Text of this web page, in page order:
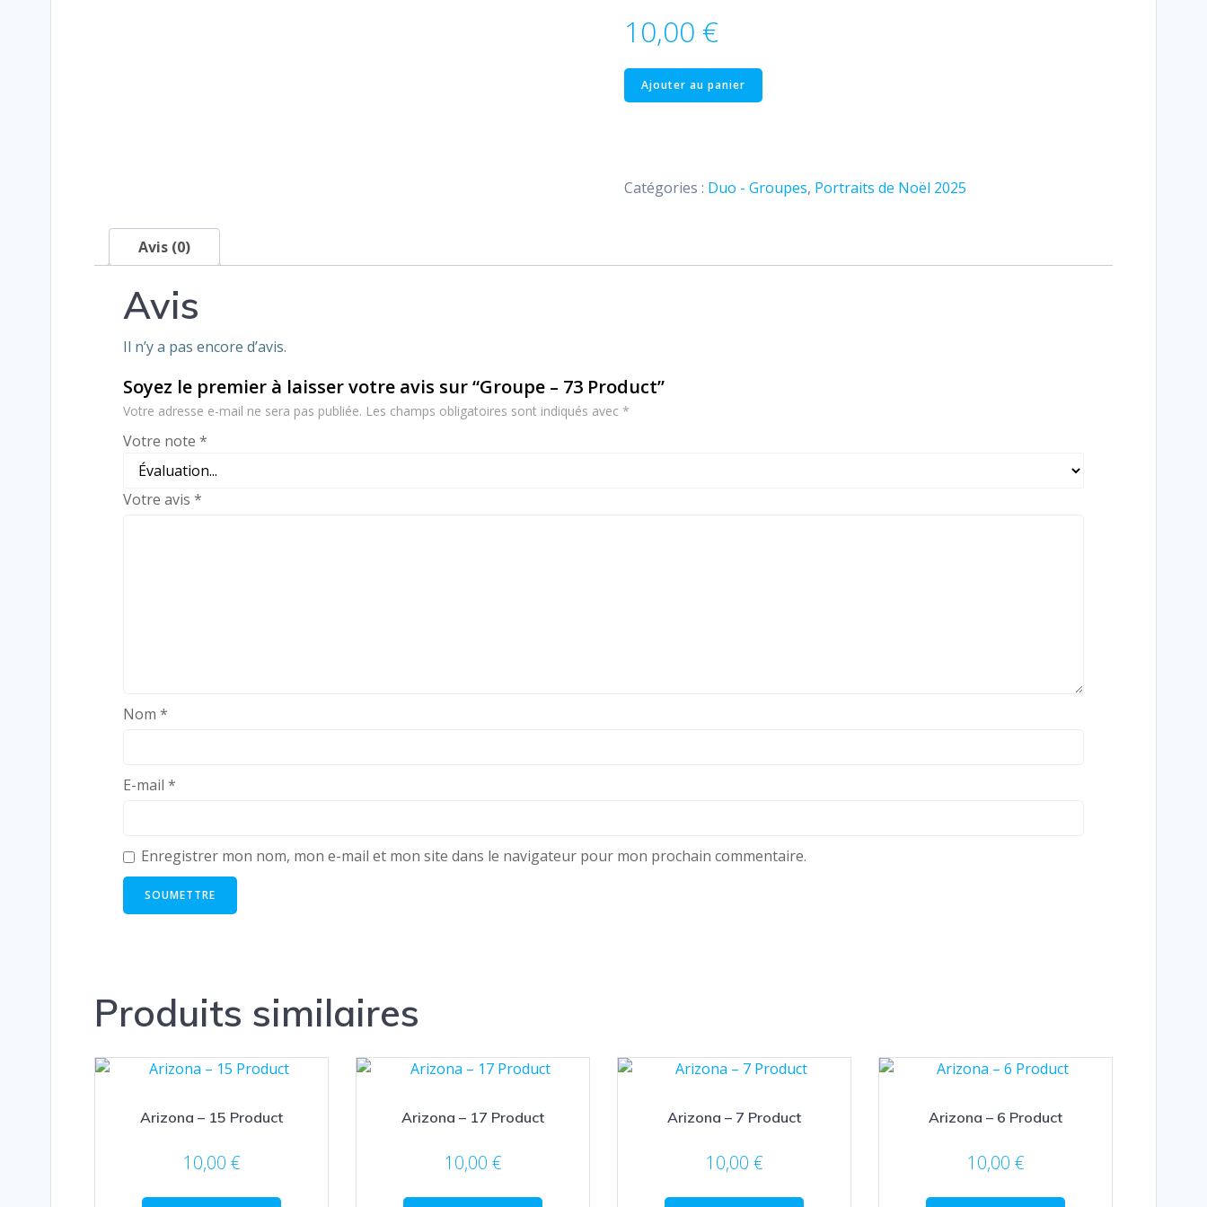
10,00 €
quantité
de
Product
Ajouter au panier
Catégories : Duo - Groupes, Portraits de Noël 2025
Avis (0)
Avis
Il n’y a pas encore d’avis.
Soyez le premier à laisser votre avis sur “Groupe – 73 Product”
Votre adresse e-mail ne sera pas publiée. Les champs obligatoires sont indiqués avec *
Votre note *
Votre avis *
Nom *
E-mail *
Enregistrer mon nom, mon e-mail et mon site dans le navigateur pour mon prochain commentaire.
Produits similaires
Arizona – 15 Product
10,00 €
Arizona – 17 Product
10,00 €
Arizona – 7 Product
10,00 €
Arizona – 6 Product
10,00 €